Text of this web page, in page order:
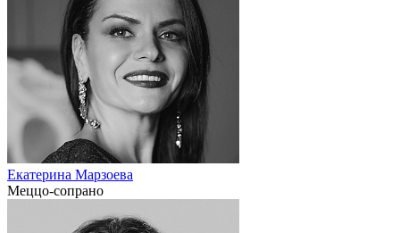
Екатерина Марзоева
Меццо-сопрано